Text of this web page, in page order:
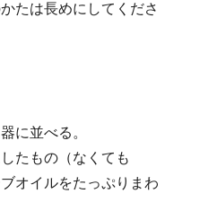
たは長めにしてくださ
に並べる。
たもの（なくても
オイルをたっぷりまわ